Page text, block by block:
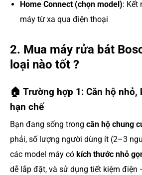
Home Connect (chọn model): Kết
máy từ xa qua điện thoại
2. Mua máy rửa bát
loại nào tốt ?
🏠 Trường hợp 1: Căn hộ nhỏ,
hạn chế
Bạn đang sống trong căn hộ chung
phải, số lượng người dùng ít (2–3
các model máy có kích thước nhỏ
dễ lắp đặt, và sử dụng tiết kiệm điện